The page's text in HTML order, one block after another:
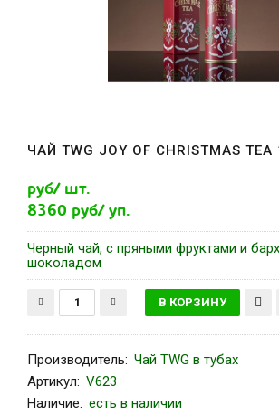
ЧАЙ TWG JOY OF CHRISTMAS TEA
руб/ шт.
8360 руб/ уп.
Черный чай, с пряными фруктами и
шоколадом
Производитель: Чай TWG в тубах
Артикул: V623
Наличие: есть в наличии